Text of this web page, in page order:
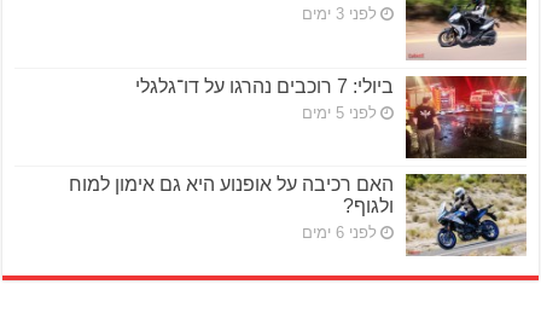
לפני 3 ימים
ביולי: 7 רוכבים נהרגו על דו־גלגלי
לפני 5 ימים
האם רכיבה על אופנוע היא גם אימון למוח
ולגוף?
לפני 6 ימים